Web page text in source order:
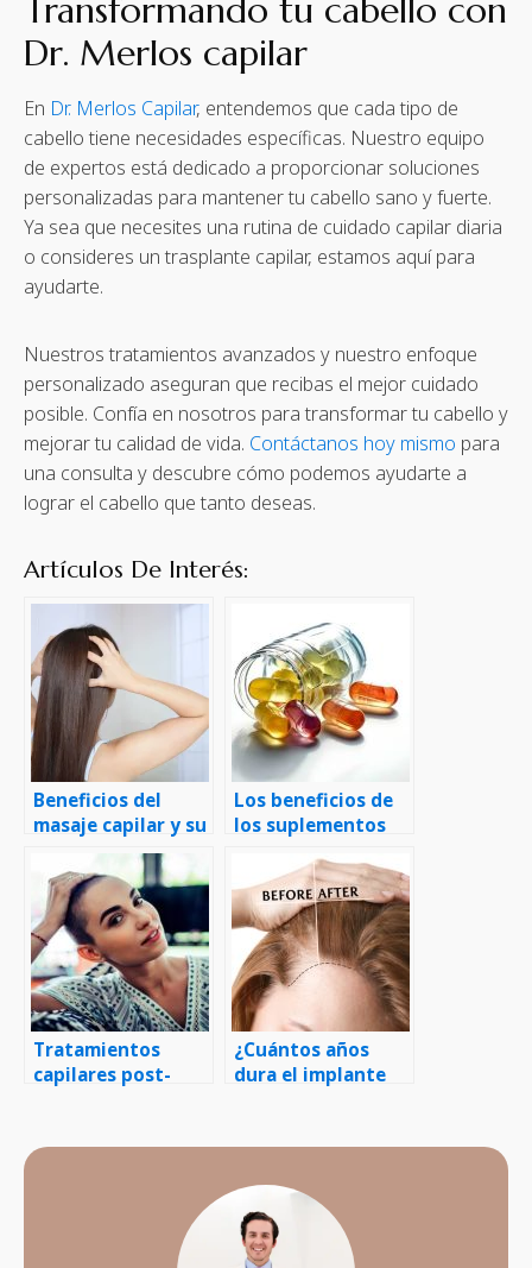
Transformando tu cabello con
Dr. Merlos capilar
En Dr. Merlos Capilar, entendemos que cada tipo de
cabello tiene necesidades específicas. Nuestro equipo
de expertos está dedicado a proporcionar soluciones
personalizadas para mantener tu cabello sano y fuerte.
Ya sea que necesites una rutina de cuidado capilar diaria
o consideres un trasplante capilar, estamos aquí para
ayudarte.
Nuestros tratamientos avanzados y nuestro enfoque
personalizado aseguran que recibas el mejor cuidado
posible. Confía en nosotros para transformar tu cabello y
mejorar tu calidad de vida. Contáctanos hoy mismo para
una consulta y descubre cómo podemos ayudarte a
lograr el cabello que tanto deseas.
Artículos De Interés:
Beneficios del
masaje capilar y su
estimulación en el
crecimiento del
cabello
Los beneficios de
los suplementos
salud capilar
Tratamientos
capilares post-
¿Cuántos años
dura el implante